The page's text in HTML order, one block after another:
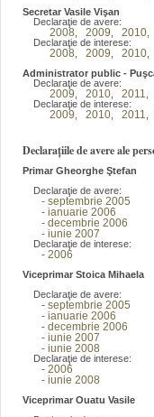
Secretar Vasile Vişan
Declaraţie de avere:
2008 2009 2010
Declaraţie de interese:
2008 2009 2010
Administrator public -
Declaraţie de avere:
2009 2010 2011
Declaraţie de interese:
2009 2010 2011
Declarațiile de avere ale
Primar Gheorghe Ştefan
Declaraţie de avere:
- septembrie 2005
- ianuarie 2006
- decembrie 2006
- iunie 2007
Declaraţie de interese:
- 2006
Viceprimar Stoica Mihaela
Declaraţie de avere:
- septembrie 2005
- ianuarie 2006
- decembrie 2006
- iunie 2007
- iunie 2008
Declaraţie de interese:
- 2006
- iunie 2008
Viceprimar Ouatu Vasile